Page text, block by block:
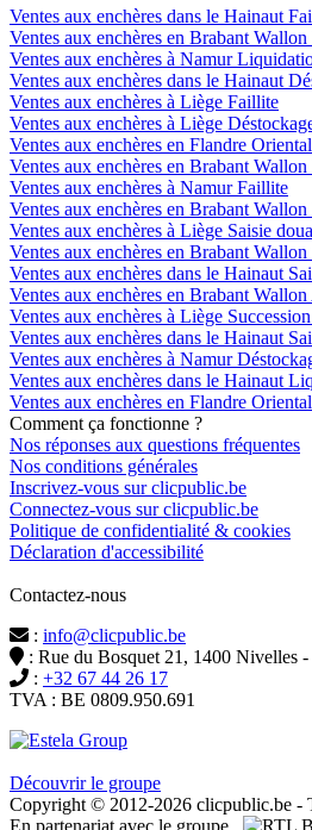
Ventes aux enchères dans le Hainaut
Ventes aux enchères en Brabant
Ventes aux enchères à Namur
Ventes aux enchères dans le Hainaut
Ventes aux enchères à Liège Faillite
Ventes aux enchères à Liège
Ventes aux enchères en Flandre
Ventes aux enchères en Brabant
Ventes aux enchères à Namur Faillite
Ventes aux enchères en Brabant
Ventes aux enchères à Liège Saisie
Ventes aux enchères en Brabant
Ventes aux enchères dans le Hainaut
Ventes aux enchères en Brabant
Ventes aux enchères à Liège
Ventes aux enchères dans le Hainaut
Ventes aux enchères à Namur
Ventes aux enchères dans le Hainaut
Ventes aux enchères en Flandre
Comment ça fonctionne ?
Nos réponses aux questions fréquentes
Nos conditions générales
Inscrivez-vous sur clicpublic.be
Connectez-vous sur clicpublic.be
Politique de confidentialité & cookies
Déclaration d'accessibilité
Contactez-nous
: info@clicpublic.be
: Rue du Bosquet 21, 1400 Nivelles
: +32 67 44 26 17
TVA : BE 0809.950.691
Découvrir le groupe
Copyright © 2012-2026 clicpublic.be -
En partenariat avec le groupe